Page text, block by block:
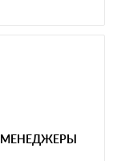
МЕНЕДЖЕРЫ